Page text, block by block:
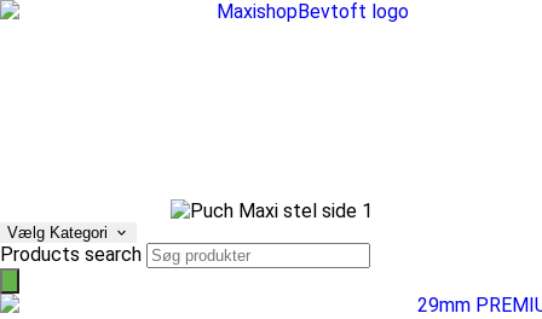
Vælg Kategori
Products search